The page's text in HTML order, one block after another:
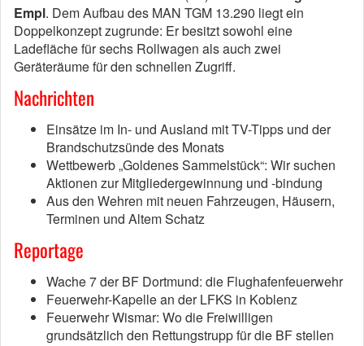
Empl. Dem Aufbau des MAN TGM 13.290 liegt ein
Doppelkonzept zugrunde: Er besitzt sowohl eine
Ladefläche für sechs Rollwagen als auch zwei
Geräteräume für den schnellen Zugriff.
Nachrichten
Einsätze im In- und Ausland mit TV-Tipps und der
Brandschutzsünde des Monats
Wettbewerb „Goldenes Sammelstück“: Wir suchen
Aktionen zur Mitgliedergewinnung und -bindung
Aus den Wehren mit neuen Fahrzeugen, Häusern,
Terminen und Altem Schatz
Reportage
Wache 7 der BF Dortmund: die Flughafenfeuerwehr
Feuerwehr-Kapelle an der LFKS in Koblenz
Feuerwehr Wismar: Wo die Freiwilligen
grundsätzlich den Rettungstrupp für die BF stellen